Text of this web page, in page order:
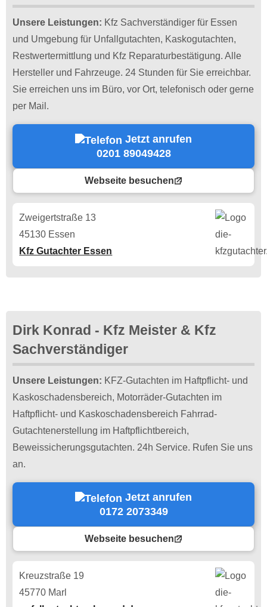
Unsere Leistungen: Kfz Sachverständiger für Essen
und Umgebung für Unfallgutachten, Kaskogutachten,
Restwertermittlung und Kfz Reparaturbestätigung. Alle
Hersteller und Fahrzeuge. 24 Stunden für Sie erreichbar.
Sie erreichen uns im Büro, vor Ort, telefonisch oder gerne
per Mail.
Jetzt anrufen
0201 89049428
Webseite besuchen
Zweigertstraße 13
45130 Essen
Kfz Gutachter Essen
Dirk Konrad - Kfz Meister & Kfz
Sachverständiger
Unsere Leistungen: KFZ-Gutachten im Haftpflicht- und
Kaskoschadensbereich, Motorräder-Gutachten im
Haftpflicht- und Kaskoschadensbereich Fahrrad-
Gutachtenerstellung im Haftpflichtbereich,
Beweissicherungsgutachten. 24h Service. Rufen Sie uns
an.
Jetzt anrufen
0172 2073349
Webseite besuchen
Kreuzstraße 19
45770 Marl